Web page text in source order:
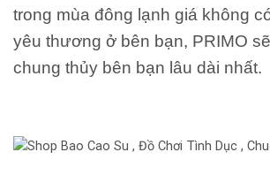
trong mùa đông lạnh giá không
yêu thương ở bên bạn, PRIMO
chung thủy bên bạn lâu dài nhất.